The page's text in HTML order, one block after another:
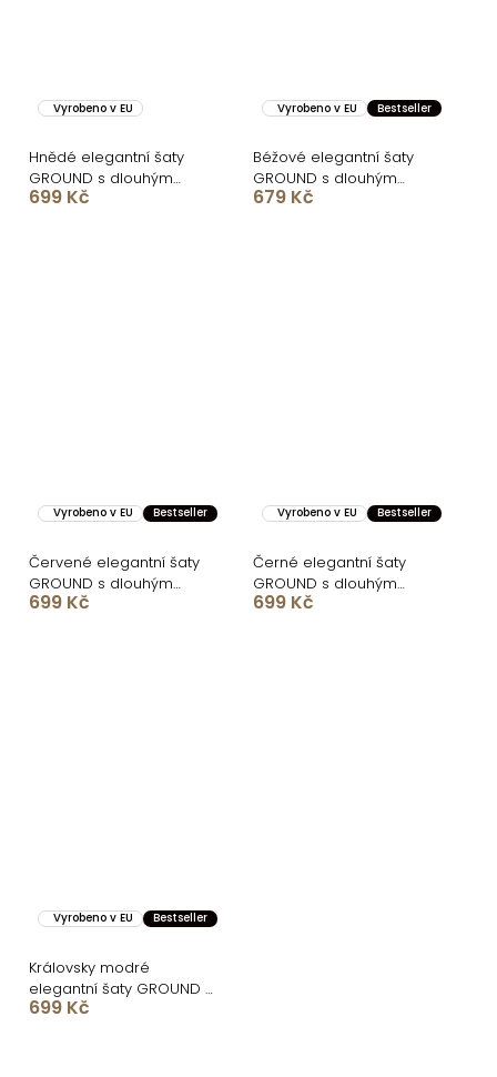
Vyrobeno v EU
Hnědé elegantní šaty
GROUND s dlouhým
rukávem
699 Kč
Vyrobeno v EU Bestseller
Béžové elegantní šaty
GROUND s dlouhým
rukávem
679 Kč
Vyrobeno v EU Bestseller
Červené elegantní šaty
GROUND s dlouhým
rukávem
699 Kč
Vyrobeno v EU Bestseller
Černé elegantní šaty
GROUND s dlouhým
rukávem
699 Kč
Vyrobeno v EU Bestseller
Královsky modré
elegantní šaty GROUND s
dlouhým rukávem
699 Kč